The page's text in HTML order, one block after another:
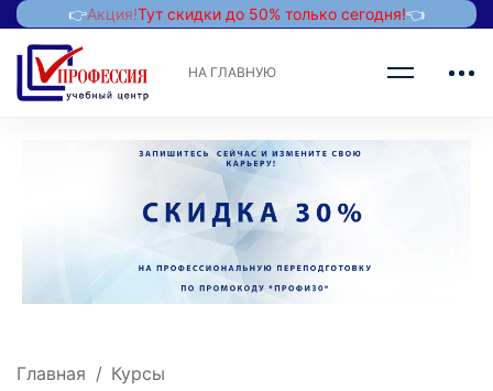
👉Акция!Тут скидки до 50% только сегодня!👈
НА ГЛАВНУЮ
Главная
Курсы